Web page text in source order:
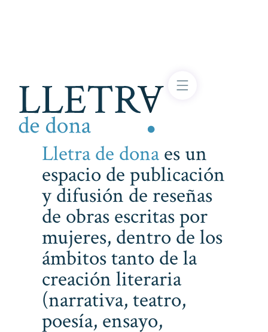
Lletra de donaes un
espacio de publicación
y difusión de reseñas
de obras escritas por
mujeres, dentro de los
ámbitos tanto de la
creación literaria
(narrativa, teatro,
poesía, ensayo,